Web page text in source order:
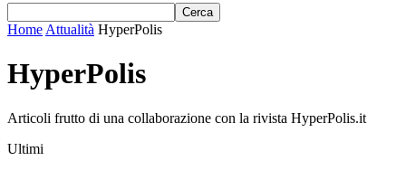
Home Attualità HyperPolis
HyperPolis
Articoli frutto di una collaborazione con la rivista HyperPolis.it
Ultimi